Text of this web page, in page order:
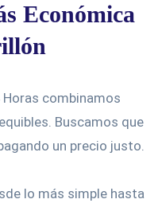
Económica
combinamos
Buscamos que
un precio justo.
lo más simple hasta